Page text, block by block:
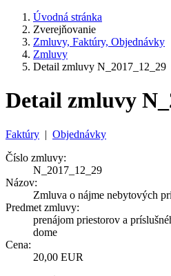
Úvodná stránka
Zverejňovanie
Zmluvy, Faktúry, Objednávky
Zmluvy
Detail zmluvy N_2017_12_29
Detail zmluvy
Faktúry | Objednávky
Číslo zmluvy:
N_2017_12_29
Názov:
Zmluva o nájme nebytových
Predmet zmluvy:
prenájom priestorov a
dome
Cena:
20,00 EUR